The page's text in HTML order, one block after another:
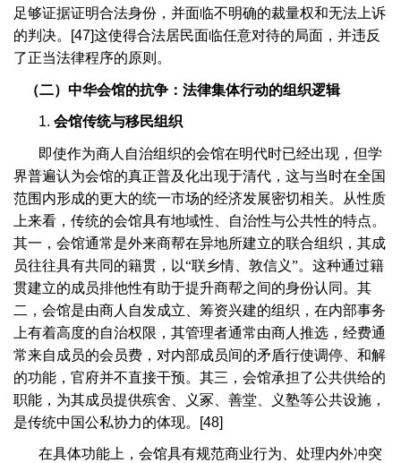
足够证据证明合法身份，并面临不明确的裁量权和无法上诉
的判决。
[47]这使得合法居民面临任意对待的局面，并违反
了正当法律程序的原则。
（二）中华会馆的抗争：法律集体行动的组织逻辑
1. 会馆传统与移民组织
即使作为商人自治组织的会馆在明代时已经出现，但学
界普遍认为会馆的真正普及化出现于清代，这与当时在全国
范围内形成的更大的统一市场的经济发展密切相关。从性质
上来看，传统的会馆具有地域性、自治性与公共性的特点。
其一，会馆通常是外来商帮在异地所建立的联合组织，其成
员往往具有共同的籍贯，以“联乡情、敦信义”。这种通过籍
贯建立的成员排他性有助于提升商帮之间的身份认同。其
二，会馆是由商人自发成立、筹资兴建的组织，在内部事务
上有着高度的自治权限，其管理者通常由商人推选，经费通
常来自成员的会员费，对内部成员间的矛盾行使调停、和解
的功能，官府并不直接干预。其三，会馆承担了公共供给的
职能，为其成员提供殡舍、义冢、善堂、义塾等公共设施，
是传统中国公私协力的体现。
[48]
在具体功能上，会馆具有规范商业行为、处理内外冲突